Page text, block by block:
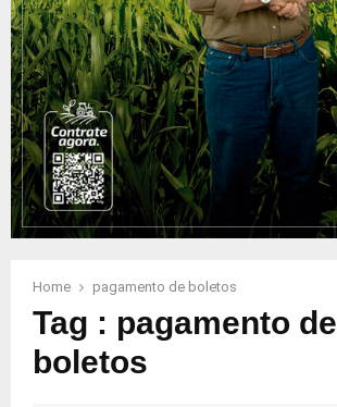
Home pagamento de boletos
Tag : pagamento de
boletos